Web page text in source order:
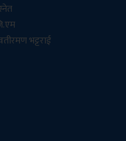
भट्टराई